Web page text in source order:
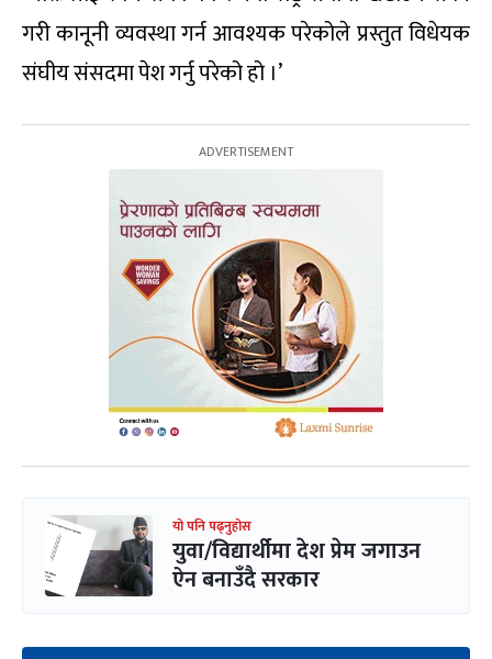
गरी कानूनी व्यवस्था गर्न आवश्यक परेकोले प्रस्तुत विधेयक
संघीय संसदमा पेश गर्नु परेको हो ।’
यो पनि पढ्नुहोस
युवा/विद्यार्थीमा देश प्रेम जगाउन
ऐन बनाउँदै सरकार